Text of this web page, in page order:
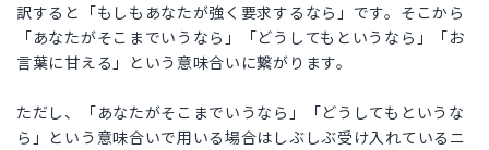
訳すると「もしもあなたが強く要求するなら」です。そこから
「あなたがそこまでいうなら」「どうしてもというなら」「お
言葉に甘える」という意味合いに繋がります。
ただし、「あなたがそこまでいうなら」「どうしてもというな
ら」という意味合いで用いる場合はしぶしぶ受け入れているニ